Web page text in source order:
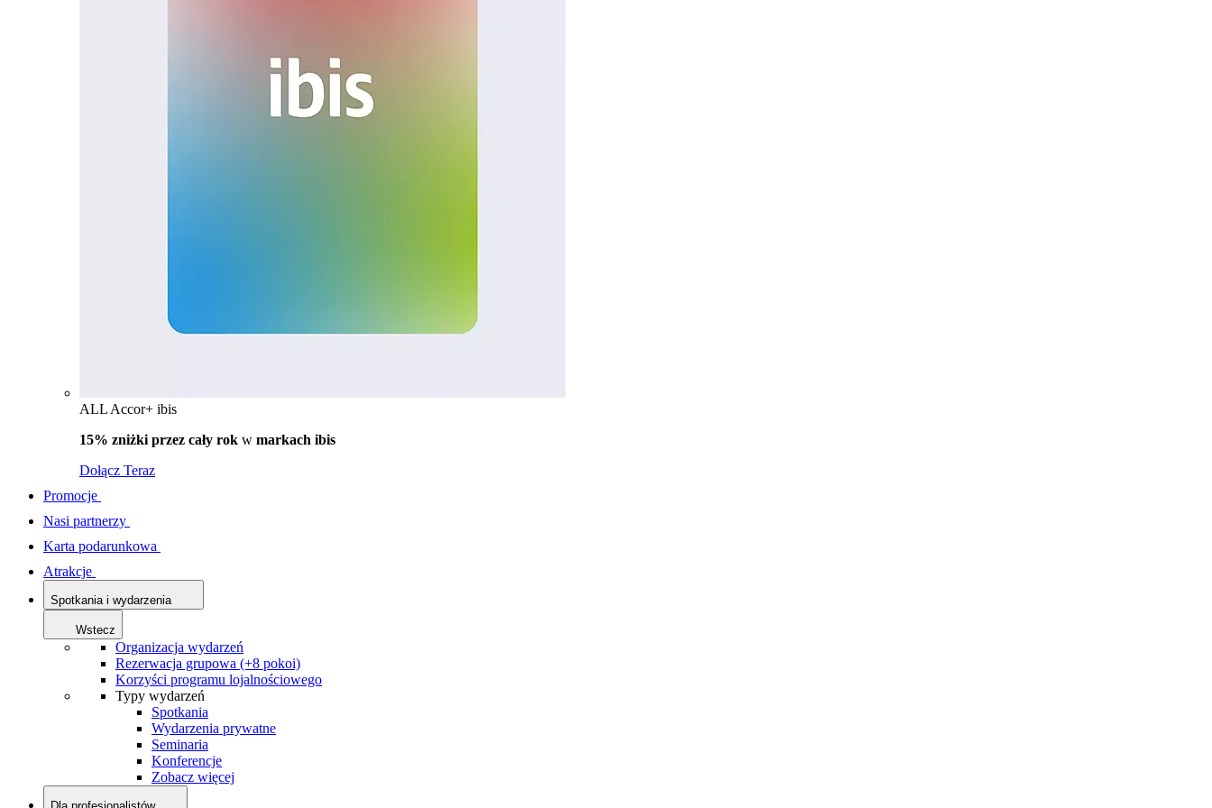
ALL Accor+ ibis
15% zniżki przez cały rok w markach ibis
Dołącz Teraz
Promocje
Nasi partnerzy
Karta podarunkowa
Atrakcje
Spotkania i wydarzenia
Wstecz
Organizacja wydarzeń
Rezerwacja grupowa (+8 pokoi)
Korzyści programu lojalnościowego
Typy wydarzeń
Spotkania
Wydarzenia prywatne
Seminaria
Konferencje
Zobacz więcej